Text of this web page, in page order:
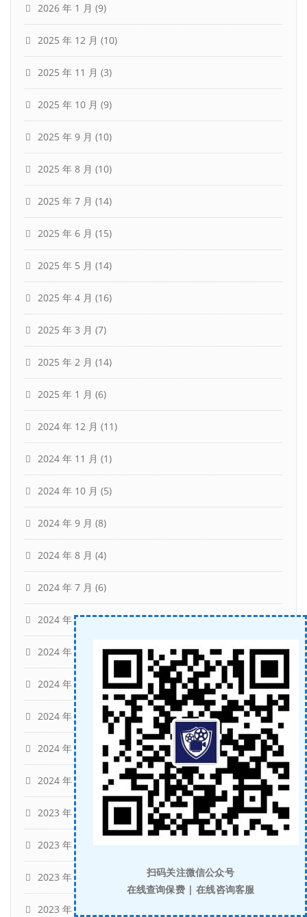
2026 年 1 月 (9)
2025 年 12 月 (10)
2025 年 11 月 (3)
2025 年 10 月 (9)
2025 年 9 月 (10)
2025 年 8 月 (10)
2025 年 7 月 (14)
2025 年 6 月 (15)
2025 年 5 月 (14)
2025 年 4 月 (16)
2025 年 3 月 (7)
2025 年 2 月 (14)
2025 年 1 月 (6)
2024 年 12 月 (11)
2024 年 11 月 (1)
2024 年 10 月 (5)
2024 年 9 月 (8)
2024 年 8 月 (4)
2024 年 7 月 (6)
2024 年 6 月(4)
2024 年 5 月 (13)
2024 年 4 月
2024 年 3 月 (15)
2024 年 2 月 (9)
2024 年 1 月 (12)
2023 年 12 月 (29)
2023 年 10 月
2023 年 9 月
2023 年 8 月
扫码关注微信公众号
在线查询保费 | 在线咨询客服